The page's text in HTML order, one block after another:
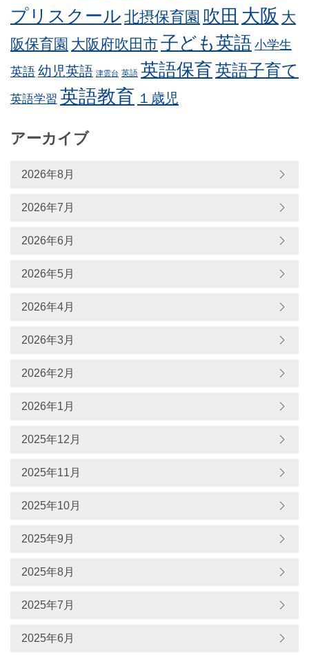
プリスクール 北摂保育園 吹田 大阪 大
阪保育園 大阪府吹田市子ども英語 小学生
英語幼児英語 津雲台 英語 英語保育英語子育て
英語学習 英語教育 １歳児
アーカイブ
2026年8月
2026年7月
2026年6月
2026年5月
2026年4月
2026年3月
2026年2月
2026年1月
2025年12月
2025年11月
2025年10月
2025年9月
2025年8月
2025年7月
2025年6月